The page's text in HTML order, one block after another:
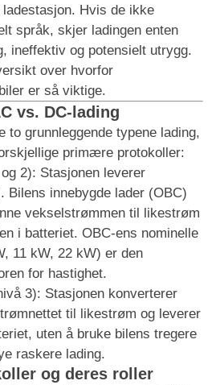
Hvis de ikke
språk, skjer ladingen enten
ineffektiv og potensielt utrygg.
over hvorfor
er så viktige.
vs. DC-lading
to grunnleggende typene lading,
primære protokoller:
2): Stasjonen leverer
Bilens innebygde lader (OBC)
vekselstrømmen til likestrøm
i batteriet. OBC-ens nominelle
11 kW, 22 kW) er den
for hastighet.
3): Stasjonen konverterer
til likestrøm og leverer
uten å bruke bilens tregere
raskere lading.
og deres roller